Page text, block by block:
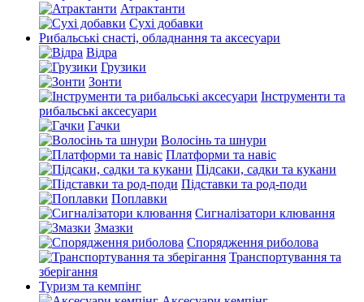
Атрактанти
Сухі добавки
Рибальські снасті, обладнання та аксесуари
Відра
Грузики
Зонти
Інструменти та
рибальські аксесуари
Гачки
Волосінь та шнури
Платформи та навіс
Підсаки, садки та кукани
Підставки та род-поди
Поплавки
Сигналізатори клювання
Змазки
Спорядження риболова
Транспортування та
зберігання
Туризм та кемпінг